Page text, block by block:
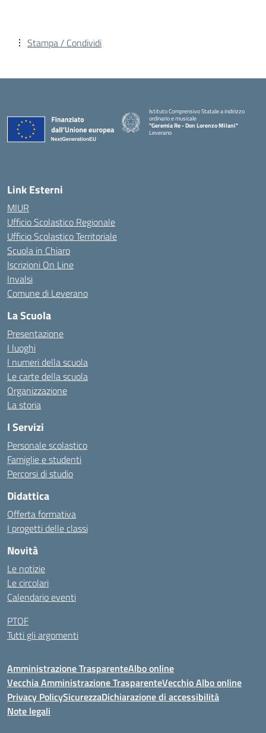
Stampa / Condividi
Istituto Comprensivo Statale a indirizzo
ordinario e musicale
"Geremia Re - Don Lorenzo Milani"
Leverano
Link Esterni
MIUR
Ufficio Scolastico Regionale
Ufficio Scolastico Territoriale
Scuola in Chiaro
Iscrizioni On Line
Invalsi
Comune di Leverano
La Scuola
Presentazione
I luoghi
I numeri della scuola
Le carte della scuola
Organizzazione
La storia
I Servizi
Personale scolastico
Famiglie e studenti
Percorsi di studio
Didattica
Offerta formativa
I progetti delle classi
Novità
Le notizie
Le circolari
Calendario eventi
PTOF
Tutti gli argomenti
Amministrazione TrasparenteAlbo online
Vecchia Amministrazione TrasparenteVecchio Albo online
Privacy PolicySicurezzaDichiarazione di accessibilità
Note legali